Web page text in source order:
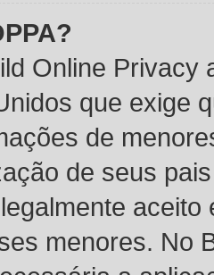
Online
que exige
de
de seus
menores. No